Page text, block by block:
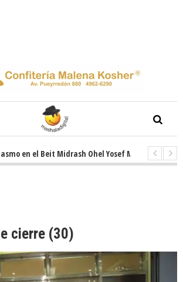
el Beit Midrash Ohel Yosef Moshe
1 months
cierre (30)